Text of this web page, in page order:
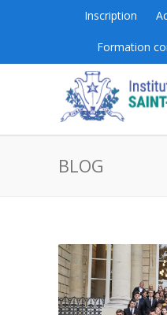
Inscription
Formation
BLOG